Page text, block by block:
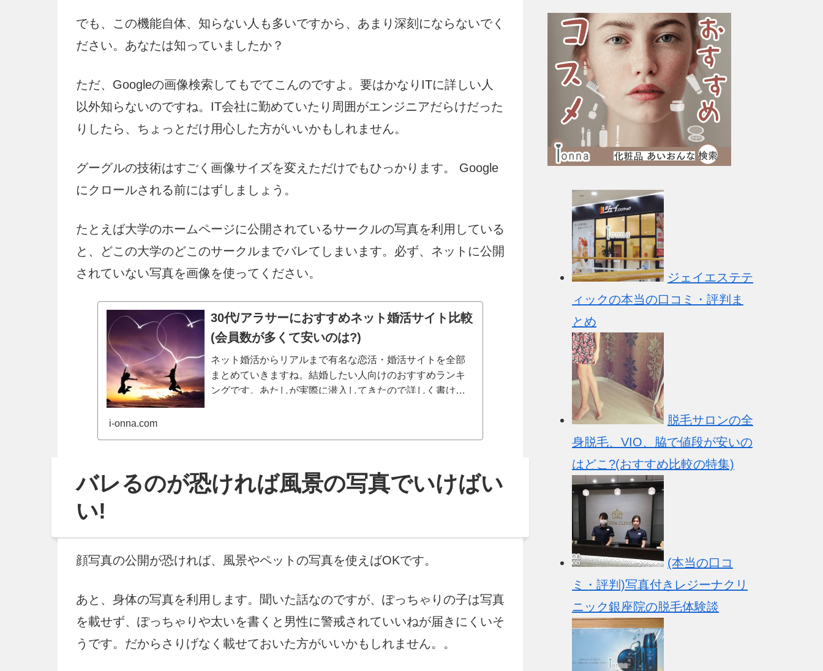
でも、この機能自体、知らない人も多いですから、あまり深刻にならないでく
ださい。あなたは知っていましたか？
ただ、Googleの画像検索してもでてこんのですよ。要はかなりITに詳しい人
以外知らないのですね。IT会社に勤めていたり周囲がエンジニアだらけだった
りしたら、ちょっとだけ用心した方がいいかもしれません。
グーグルの技術はすごく画像サイズを変えただけでもひっかります。 Google
にクロールされる前にはずしましょう。
たとえば大学のホームページに公開されているサークルの写真を利用している
と、どこの大学のどこのサークルまでバレてしまいます。必ず、ネットに公開
されていない写真を画像を使ってください。
30代/アラサーにおすすめネット婚活サイト比較
(会員数が多くて安いのは?)
ネット婚活からリアルまで有名な恋活・婚活サイトを全部
まとめていきますね。結婚したい人向けのおすすめランキ
ングです。あたしが実際に潜入してきたので詳しく書けま
i-onna.com
バレるのが恐ければ風景の写真でいけばい
い!
顔写真の公開が恐ければ、風景やペットの写真を使えばOKです。
あと、身体の写真を利用します。聞いた話なのですが、ぽっちゃりの子は写真
を載せず、ぽっちゃりや太いを書くと男性に警戒されていいねが届きにくいそ
うです。だからさりげなく載せておいた方がいいかもしれません。。
ジェイエステテ
ィックの本当の口コミ・評判ま
とめ
脱毛サロンの全
身脱毛、VIO、脇で値段が安いの
はどこ?(おすすめ比較の特集)
(本当の口コ
ミ・評判)写真付きレジーナクリ
ニック銀座院の脱毛体験談